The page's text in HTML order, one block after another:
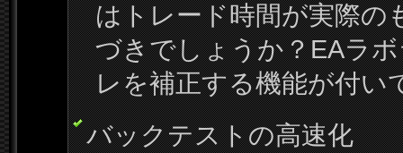
はトレード時間が実際の
づきでしょうか？EAラ
レを補正する機能が付い
バックテストの高速化